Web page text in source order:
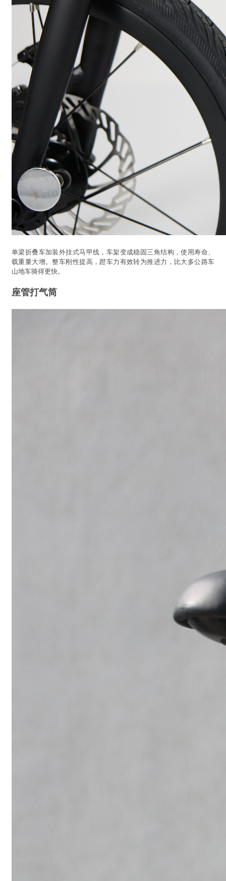
单梁折叠车加装外挂式马甲线，车架变成稳固三角结构，使用寿命、
载重量大增。整车刚性提高，蹬车力有效转为推进力，比大多公路车
山地车骑得更快。
座管打气筒